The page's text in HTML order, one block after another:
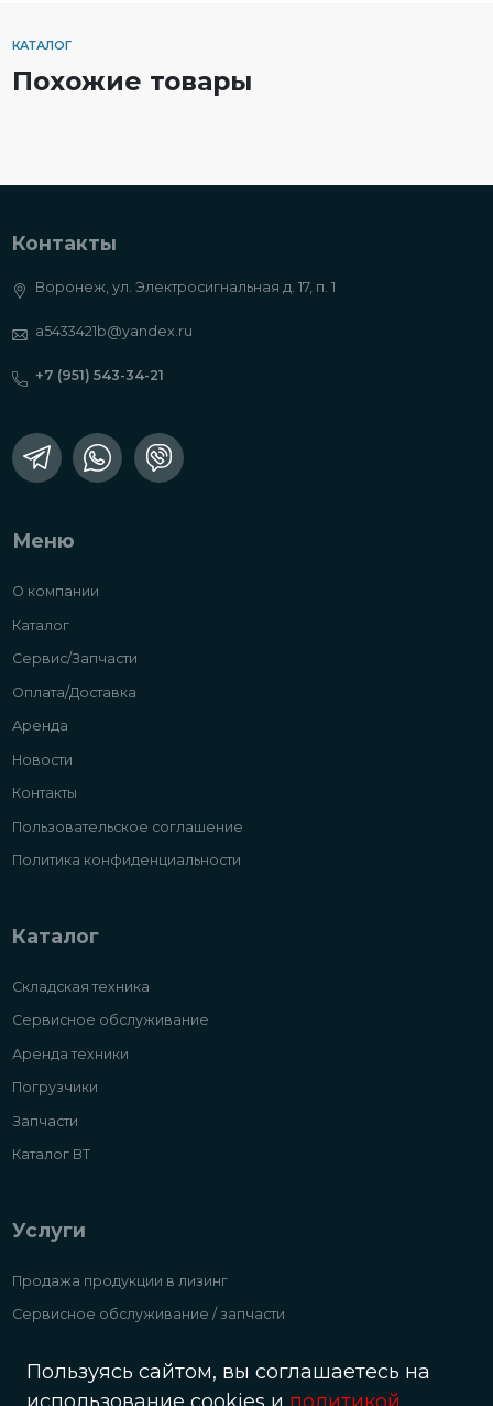
КАТАЛОГ
Похожие товары
Контакты
Воронеж, ул. Электросигнальная д. 17, п. 1
a5433421b@yandex.ru
+7 (951) 543-34-21
Меню
О компании
Каталог
Сервис/Запчасти
Оплата/Доставка
Аренда
Новости
Контакты
Пользовательское соглашение
Политика конфиденциальности
Каталог
Складская техника
Сервисное обслуживание
Аренда техники
Погрузчики
Запчасти
Каталог ВТ
Услуги
Продажа продукции в лизинг
Сервисное обслуживание / запчасти
Выкупаем б/у складтехнику и погрузчики дорого
Пользуясь сайтом, вы соглашаетесь на